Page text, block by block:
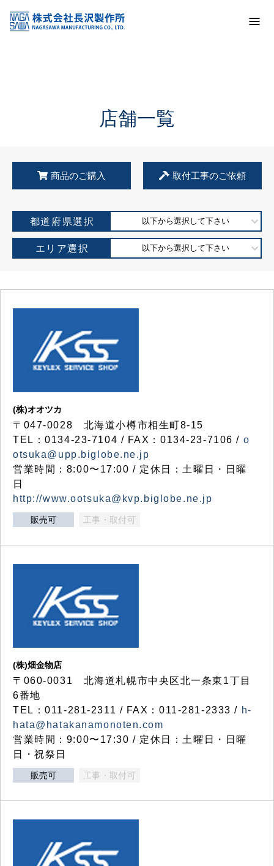
KSS加盟店・取扱店情報
店舗一覧
店舗一覧
商品のご購入 取付工事のご依頼
都道府県選択 以下から選択して下さい
エリア選択 以下から選択して下さい
(株)オオツカ
〒047-0028 北海道小樽市相生町8-15
TEL：0134-23-7104 / FAX：0134-23-7106 / o
otsuka@upp.biglobe.ne.jp
営業時間：8:00〜17:00 / 定休日：土曜日・日曜
日
http://www.ootsuka@kvp.biglobe.ne.jp
販売可 工事・取付可
(株)畑金物店
〒060-0031 北海道札幌市中央区北一条東1丁目
6番地
TEL：011-281-2311 / FAX：011-281-2333 / h-
hata@hatakanamonoten.com
営業時間：9:00〜17:30 / 定休日：土曜日・日曜
日・祝祭日
販売可 工事・取付可